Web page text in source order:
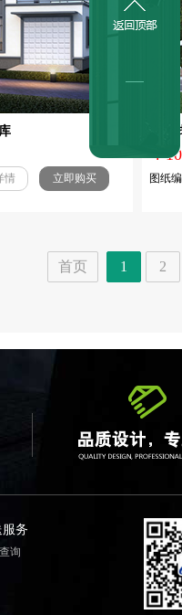
情 立即购买
新
￥
图纸编
首页 1 2
服务
询